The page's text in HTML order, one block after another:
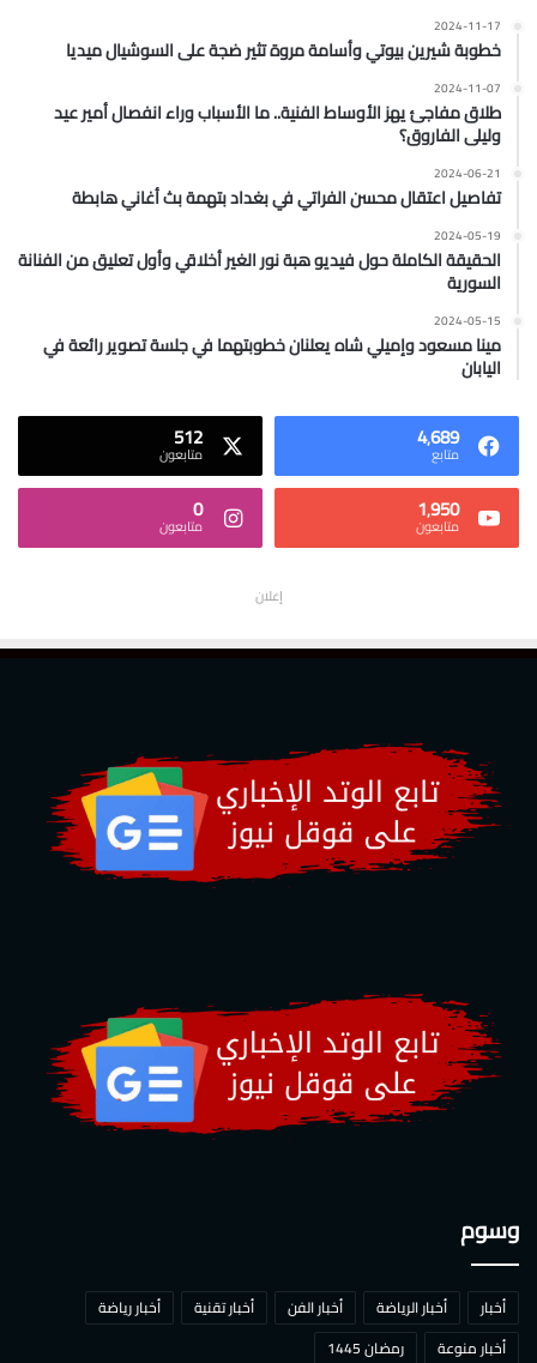
2024-11-17
خطوبة شيرين بيوتي وأسامة مروة تثير ضجة على السوشيال ميديا
2024-11-07
طلاق مفاجئ يهز الأوساط الفنية.. ما الأسباب وراء انفصال أمير عيد
وليلى الفاروق؟
2024-06-21
تفاصيل اعتقال محسن الفراتي في بغداد بتهمة بث أغاني هابطة
2024-05-19
الحقيقة الكاملة حول فيديو هبة نور الغير أخلاقي وأول تعليق من الفنانة
السورية
2024-05-15
مينا مسعود وإميلي شاه يعلنان خطوبتهما في جلسة تصوير رائعة في
اليابان
4٬689
متابع 512
متابعون
1٬950
متابعون 0
متابعون
إعلان
وسوم
أخبار أخبار الرياضة أخبار الفن أخبار تقنية
أخبار رياضة
أخبار منوعة
رمضان 1445